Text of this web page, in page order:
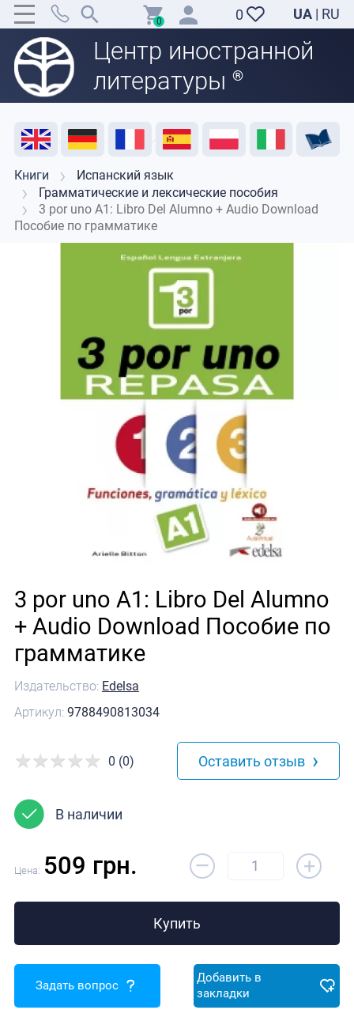
0 UA | RU
Центр иностранной
литературы ®
0
Акция Распродажа Отзывы Поддержка преподавателей
Книги
Испанский язык
Грамматические и лексические пособия
3 por uno A1: Libro Del Alumno + Audio Download
Пособие по грамматике
Издательство: Edelsa
Артикул: 9788490813034
3 por uno A1: Libro Del Alumno
+ Audio Download Пособие по
грамматике
В наличии
0 (0) Оставить отзыв ›
Цена: 509 грн. – +
Купить
Задать вопрос
Добавить в
закладки